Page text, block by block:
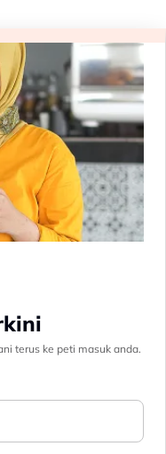
terus ke peti masuk anda.